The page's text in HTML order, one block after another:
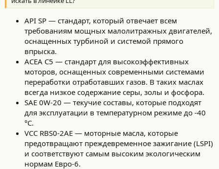
API SP — стандарт, который отвечает всем
требованиям мощных малолитражных двигателей,
оснащенных турбиной и системой прямого
впрыска.
ACEA C5 — стандарт для высокоэффективных
моторов, оснащенных современными системами
переработки отработавших газов. В таких маслах
всегда низкое содержание серы, золы и фосфора.
SAE 0W-20 — текучие составы, которые подходят
для эксплуатации в температурном режиме до -40
°C.
VCC RBS0-2AE — моторные масла, которые
предотвращают преждевременное зажигание (LSPI)
и соответствуют самым высоким экологическим
нормам Евро-6.